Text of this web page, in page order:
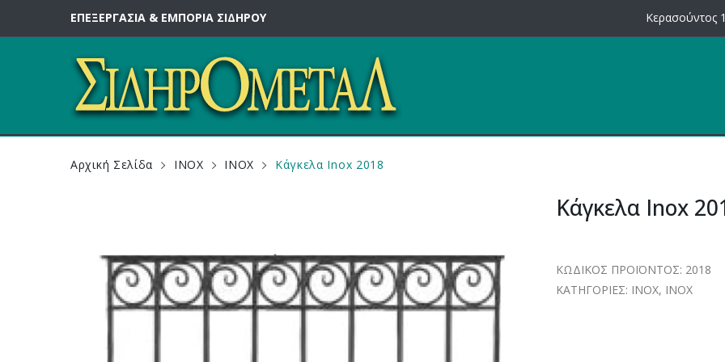
ΕΠΕΞΕΡΓΑΣΙΑ & ΕΜΠΟΡΙΑ ΣΙΔΗΡΟΥ Κερασούντος
Αρχική Σελίδα INOX INOX Κάγκελα Inox 2018
Κάγκελα Inox
ΚΩΔΙΚΟΣ ΠΡΟΪΟΝΤΟΣ: 2018
ΚΑΤΗΓΟΡΙΕΣ: INOX, INOX